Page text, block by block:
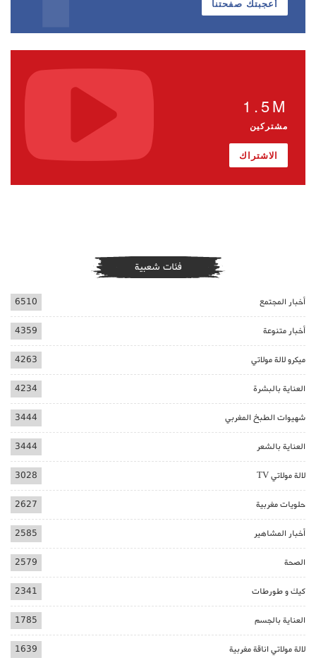
أعجبتك صفحتنا
1.5M
مشتركين
الاشتراك
فئات شعبية
أخبار المجتمع 6510
أخبار متنوعة 4359
ميكرو لالة مولاتي 4263
العناية بالبشرة 4234
شهيوات الطبخ المغربي 3444
العناية بالشعر 3444
لالة مولاتي TV 3028
حلويات مغربية 2627
أخبار المشاهير 2585
الصحة 2579
كيك و طورطات 2341
العناية بالجسم 1785
لالة مولاتي اناقة مغربية 1639